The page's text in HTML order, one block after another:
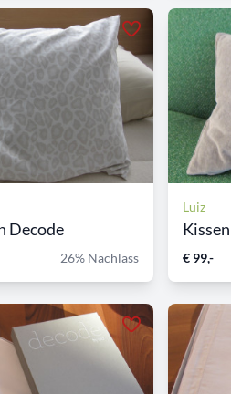
Decode
26% Nachlass
Luiz
€ 99,-